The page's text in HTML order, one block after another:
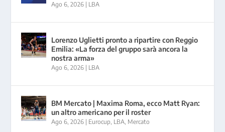
Ago 6, 2026 | LBA
Lorenzo Uglietti pronto a ripartire con Reggio
Emilia: «La forza del gruppo sarà ancora la
nostra arma»
Ago 6, 2026 | LBA
BM Mercato | Maxima Roma, ecco Matt Ryan:
un altro americano per il roster
Ago 6, 2026 | Eurocup, LBA, Mercato